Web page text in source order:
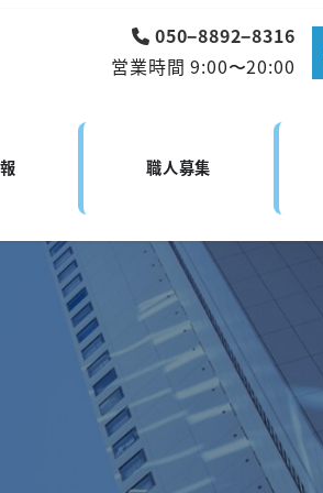
050−8892−8316
営業時間 9:00〜20:00
職人募集